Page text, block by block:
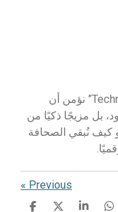
نحن في “Technology Magazine by Sulafa” نؤمن أن
بل مزيجًا ذكيًا من
كيف نُبقي الصحافة
« Previous